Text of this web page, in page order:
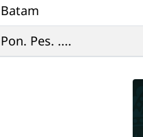
Batam
Pon. Pes. ....